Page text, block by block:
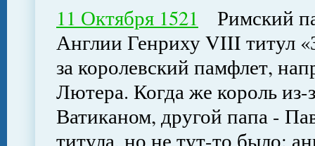
11 Октября 1521 Римский
Англии Генриху VIII титул
за королевский памфлет,
Лютера. Когда же король
Ватиканом, другой папа -
титула, но не тут-то было: